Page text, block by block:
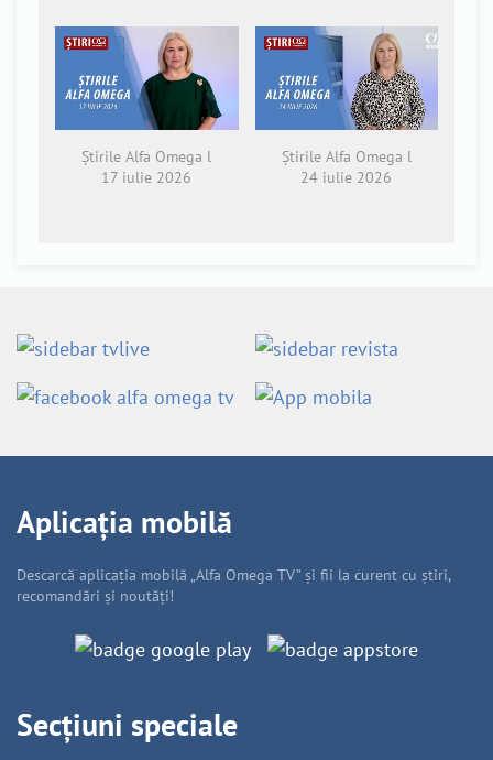
Știrile Alfa Omega l
17 iulie 2026
Știrile Alfa Omega l
24 iulie 2026
Aplicația mobilă
Descarcă aplicația mobilă „Alfa Omega TV” și fii la curent cu știri,
recomandări și noutăți!
Secțiuni speciale